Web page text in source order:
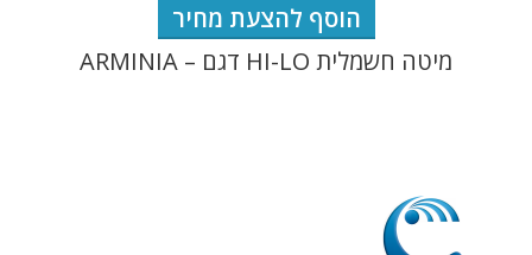
הוסף להצעת מחיר
מיטה חשמלית HI-LO דגם – ARMINIA